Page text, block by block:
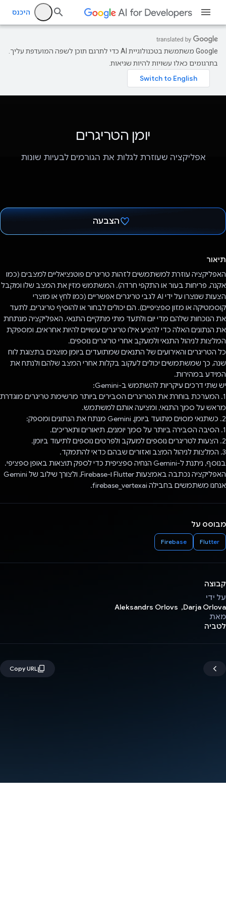
היכנס
‫Google משתמשת בטכנולוגיית AI כדי לתרגם תוכן לשפה המועדפת עליך.
בתרגומים כאלו עשויות להיות שגיאות.
יומן הטריגרים
אפליקציה שעוזרת לגלות את הגורמים לבעיות שונות
הצבעה
תיאור
האפליקציה עוזרת למשתמשים לזהות טריגרים פוטנציאליים למצבים (כמו
אקנה, פריחות בעור או התקפי חרדה). המשתמש מזין את המצב שלו ומקבל
הצעות שנוצרו על ידי AI לגבי טריגרים אפשריים (כמו לחץ או מוצרי
קוסמטיקה או מזון ספציפיים). הם יכולים לבחור או להוסיף טריגרים, לתעד
את הנוכחות שלהם מדי יום ולתעד מתי מתקיים התנאי. האפליקציה מנתחת
את הנתונים האלה כדי להציע אילו טריגרים עשויים להיות אחראים, ומספקת
המלצות לניהול התנאי ולמעקב אחרי טריגרים נוספים.
כל הטריגרים והאירועים של התנאים שמתועדים ביומן מוצגים בתצוגת לוח
שנה, כך שמשתמשים יכולים לעקוב בקלות אחרי המצב שלהם ולנתח את
המידע במהירות.
יש שתי דרכים עיקריות להשתמש ב-Gemini:
1. המערכת בוחרת את הטריגרים הסבירים ביותר מרשימת טריגרים מוגדרת
מראש על סמך התנאי, ומציעה אותם למשתמש.
2. כשתנאי מסוים מתועד ביומן, Gemini מנתח את הנתונים ומספק:
1. הסיבה הסבירה ביותר על סמך יומנים, תיאורים ותאריכים.
2. הצעות לטריגרים נוספים למעקב ולפרטים נוספים לתיעוד ביומן.
3. המלצות לניהול המצב ואזורים שבהם כדאי להתמקד.
בנוסף, ניתנת ל-Gemini הנחיה ספציפית כדי לספק תוצאות באופן ספציפי.
האפליקציה נכתבה באמצעות Flutter ו-Firebase, ולצורך שילוב של Gemini
אנחנו משתמשים בחבילה firebase_vertexai.
מבוסס על
Flutter
Firebase
קבוצה
על ידי
Darja Orlova, ‏ Aleksandrs Orlovs
מאת
לטביה